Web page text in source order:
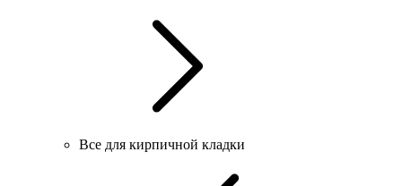
Все для кирпичной кладки